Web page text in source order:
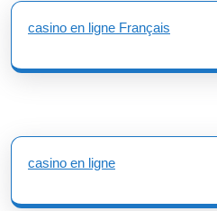
casino en ligne Français
casino en ligne